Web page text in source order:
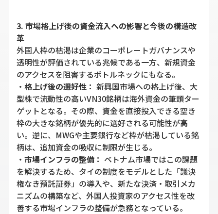
3. 市場格上げ後の資金流入への影響と今後の構造改
革
外国人枠の枯渇は企業のコーポレートガバナンスや
透明性が評価されている兆候である一方、新規資金
のアクセスを阻害するボトルネックにもなる。
・ 格上げ後の選好性： 新興国市場への格上げ後、大
型株で流動性の高いVN30銘柄は海外資金の筆頭ター
ゲットとなる。その際、資金を直接投入できる空き
枠の大きな銘柄が優先的に選好される可能性が高
い。逆に、MWGや主要銀行など枠が枯渇している銘
柄は、追加資金の吸収に制限が生じる。
・ 市場インフラの整備： ベトナム市場ではこの課題
を解決するため、タイの制度をモデルとした「議決
権なき預託証券」の導入や、新たな決済・取引メカ
ニズムの構築など、外国人投資家のアクセス性を改
善する市場インフラの整備が急務となっている。